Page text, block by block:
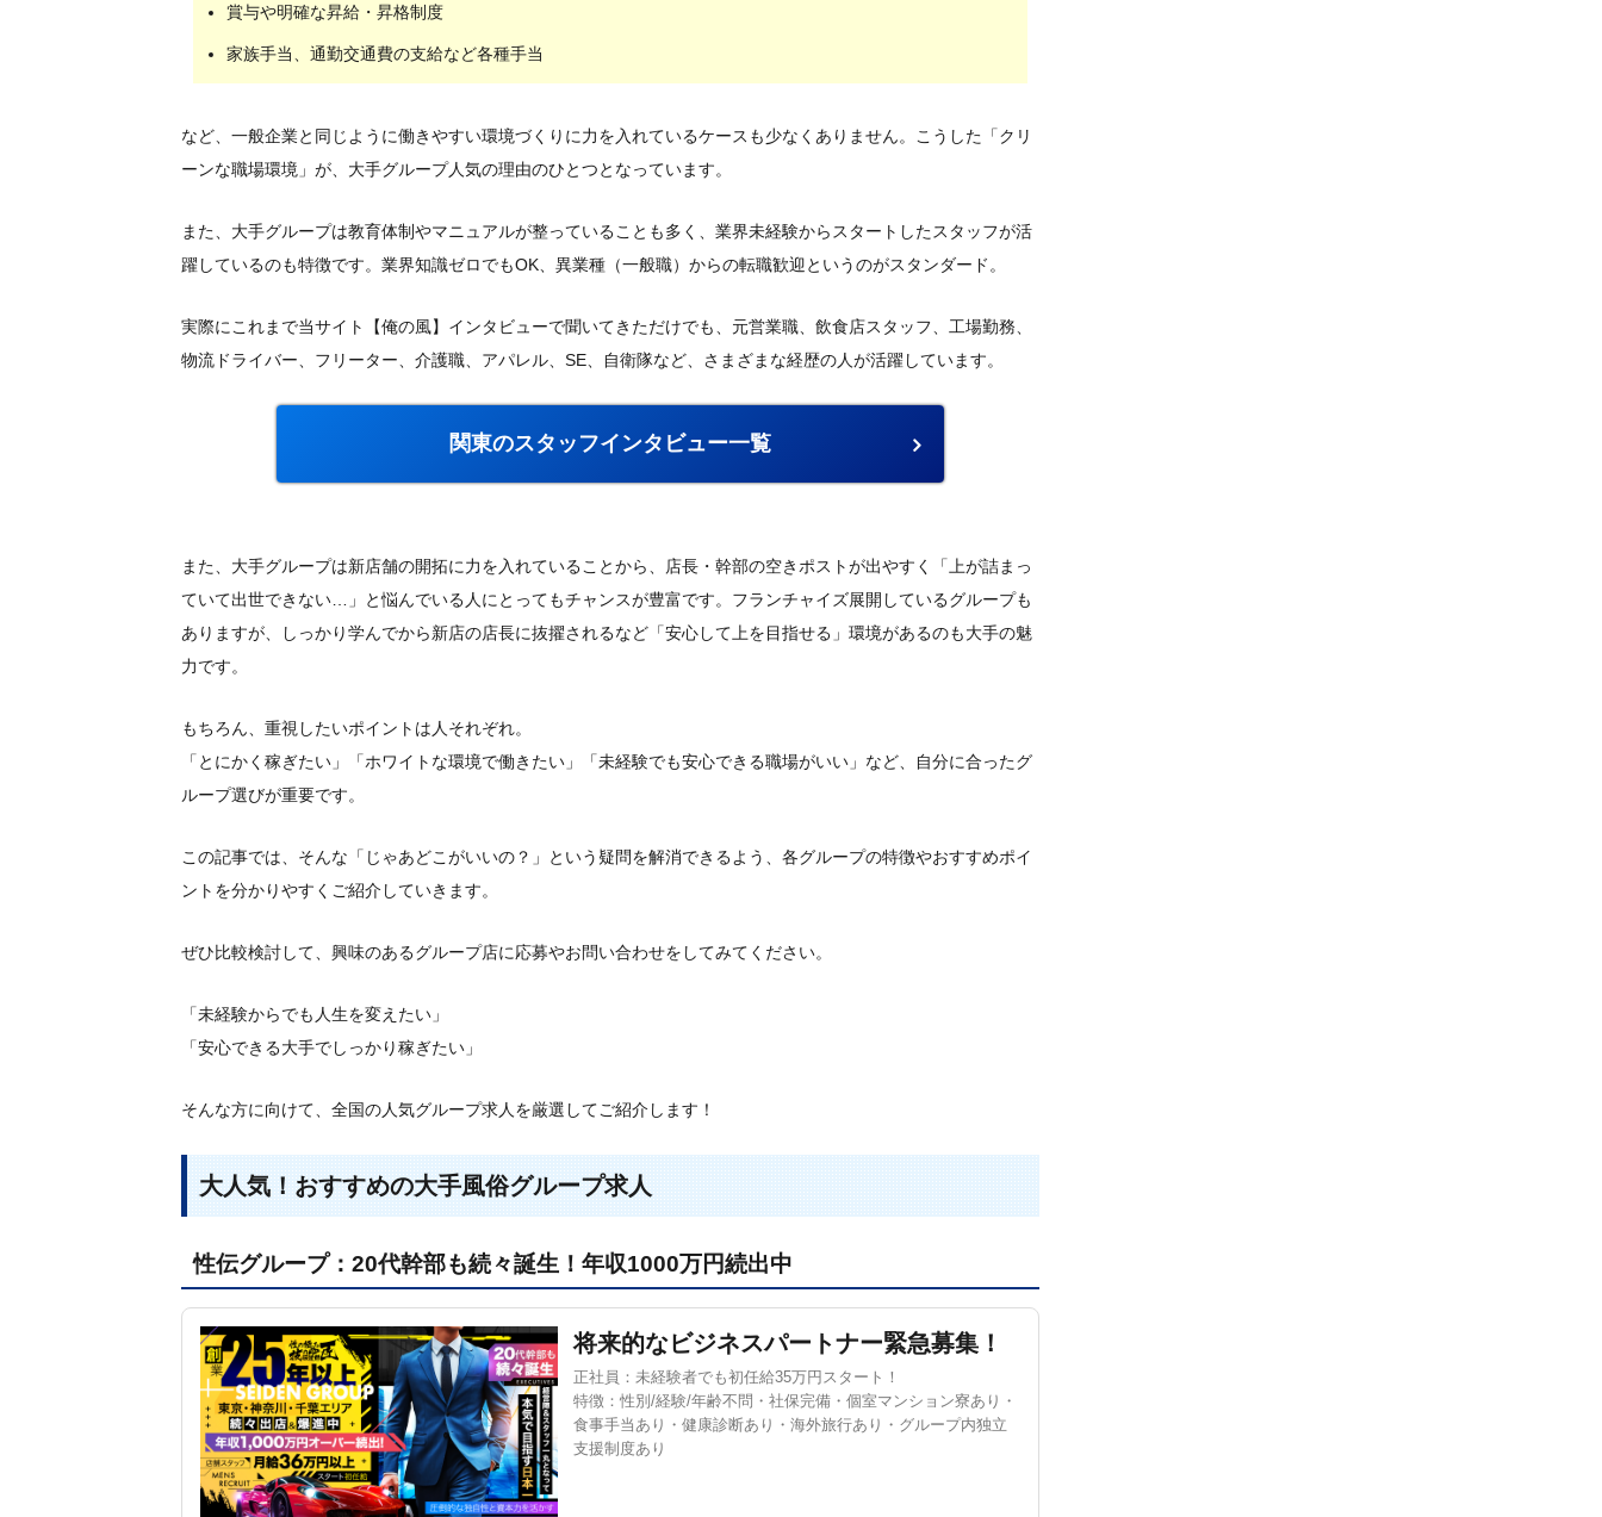
賞与や明確な昇給・昇格制度
家族手当、通勤交通費の支給など各種手当
など、一般企業と同じように働きやすい環境づくりに力を入れているケースも少なくありません。こうした「クリ
ーンな職場環境」が、大手グループ人気の理由のひとつとなっています。
また、大手グループは教育体制やマニュアルが整っていることも多く、業界未経験からスタートしたスタッフが活
躍しているのも特徴です。業界知識ゼロでもOK、異業種（一般職）からの転職歓迎というのがスタンダード。
実際にこれまで当サイト【俺の風】インタビューで聞いてきただけでも、元営業職、飲食店スタッフ、工場勤務、
物流ドライバー、フリーター、介護職、アパレル、SE、自衛隊など、さまざまな経歴の人が活躍しています。
関東のスタッフインタビュー一覧
また、大手グループは新店舗の開拓に力を入れていることから、店長・幹部の空きポストが出やすく「上が詰まっ
ていて出世できない…」と悩んでいる人にとってもチャンスが豊富です。フランチャイズ展開しているグループも
ありますが、しっかり学んでから新店の店長に抜擢されるなど「安心して上を目指せる」環境があるのも大手の魅
力です。
もちろん、重視したいポイントは人それぞれ。
「とにかく稼ぎたい」「ホワイトな環境で働きたい」「未経験でも安心できる職場がいい」など、自分に合ったグ
ループ選びが重要です。
この記事では、そんな「じゃあどこがいいの？」という疑問を解消できるよう、各グループの特徴やおすすめポイ
ントを分かりやすくご紹介していきます。
ぜひ比較検討して、興味のあるグループ店に応募やお問い合わせをしてみてください。
「未経験からでも人生を変えたい」
「安心できる大手でしっかり稼ぎたい」
そんな方に向けて、全国の人気グループ求人を厳選してご紹介します！
大人気！おすすめの大手風俗グループ求人
性伝グループ：20代幹部も続々誕生！年収1000万円続出中
将来的なビジネスパートナー緊急募集！
正社員：未経験者でも初任給35万円スタート！
特徴：性別/経験/年齢不問・社保完備・個室マンション寮あり・
食事手当あり・健康診断あり・海外旅行あり・グループ内独立
支援制度あり